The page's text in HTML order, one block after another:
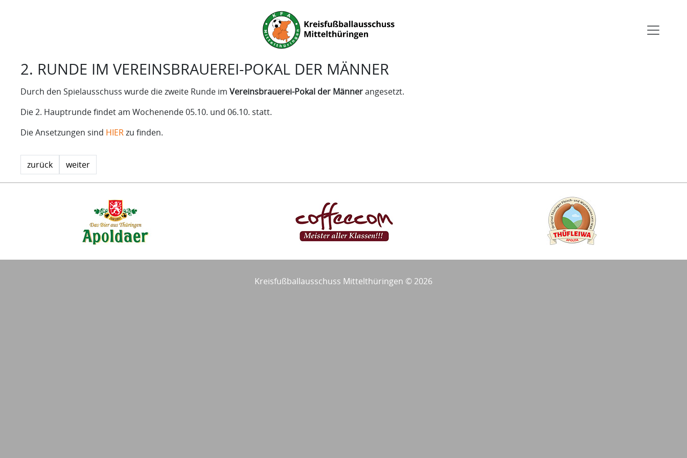
2. RUNDE IM VEREINSBRAUEREI-POKAL DER MÄNNER
Durch den Spielausschuss wurde die zweite Runde im Vereinsbrauerei-Pokal der Männerangesetzt.
Die 2. Hauptrunde findet am Wochenende 05.10. und 06.10. statt.
Die Ansetzungen sind HIERzu finden.
zurück weiter
Kreisfußballausschuss Mittelthüringen © 2026